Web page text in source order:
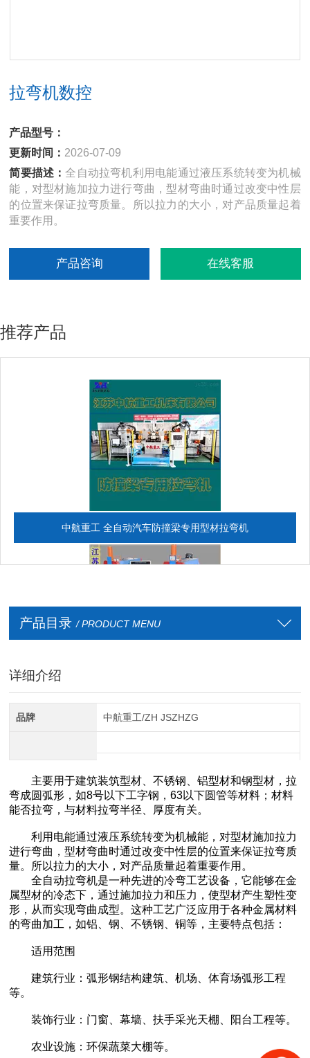
拉弯机数控
产品型号：
更新时间： 2026-07-09
简要描述：全自动拉弯机利用电能通过液压系统转变为机械
能，对型材施加拉力进行弯曲，型材弯曲时通过改变中性层
的位置来保证拉弯质量。所以拉力的大小，对产品质量起着
重要作用。
产品咨询 在线客服
推荐产品
中航重工 全自动汽车防撞梁专用型材拉弯机
全自动CAD导图滚弯机
中航重工 大型拉弯机
江苏中航重工厂家定制四轴数控型材弯曲机
产品目录 / PRODUCT MENU
详细介绍
品牌 中航重工/ZH JSZHZG
主要用于建筑装筑型材、不锈钢、铝型材和钢型材，拉
弯成圆弧形，如8号以下工字钢，63以下圆管等材料；材料
能否拉弯，与材料拉弯半径、厚度有关。
利用电能通过液压系统转变为机械能，对型材施加拉力
进行弯曲，型材弯曲时通过改变中性层的位置来保证拉弯质
量。所以拉力的大小，对产品质量起着重要作用。
全自动拉弯机是一种先进的冷弯工艺设备，它能够在金
属型材的冷态下，通过施加拉力和压力，使型材产生塑性变
形，从而实现弯曲成型。这种工艺广泛应用于各种金属材料
的弯曲加工，如铝、钢、不锈钢、铜等，主要特点包括：
适用范围
建筑行业：弧形钢结构建筑、机场、体育场弧形工程
等。
装饰行业：门窗、幕墙、扶手采光天棚、阳台工程等。
农业设施：环保蔬菜大棚等。